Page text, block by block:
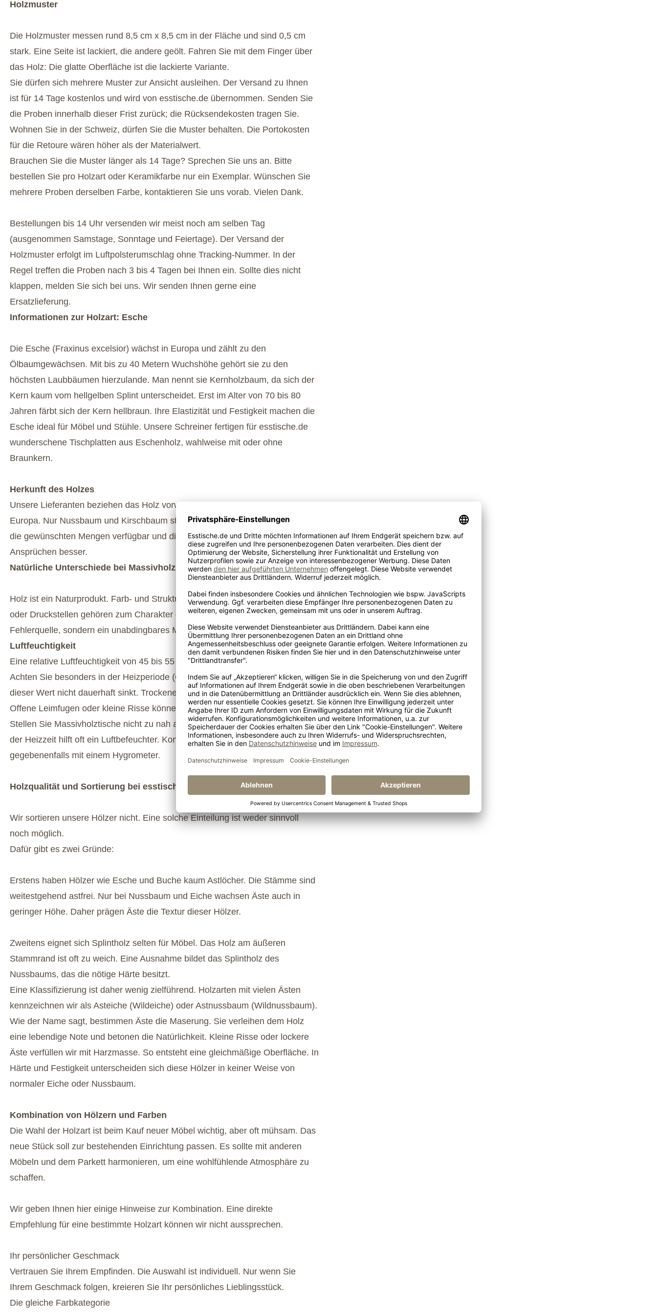
Holzmuster
Die Holzmuster messen rund 8,5 cm x 8,5 cm in der Fläche und sind 0,5 cm
stark. Eine Seite ist lackiert, die andere geölt. Fahren Sie mit dem Finger über
das Holz: Die glatte Oberfläche ist die lackierte Variante.
Sie dürfen sich mehrere Muster zur Ansicht ausleihen. Der Versand zu Ihnen
ist für 14 Tage kostenlos und wird von esstische.de übernommen. Senden Sie
die Proben innerhalb dieser Frist zurück; die Rücksendekosten tragen Sie.
Wohnen Sie in der Schweiz, dürfen Sie die Muster behalten. Die Portokosten
für die Retoure wären höher als der Materialwert.
Brauchen Sie die Muster länger als 14 Tage? Sprechen Sie uns an. Bitte
bestellen Sie pro Holzart oder Keramikfarbe nur ein Exemplar. Wünschen Sie
mehrere Proben derselben Farbe, kontaktieren Sie uns vorab. Vielen Dank.
Bestellungen bis 14 Uhr versenden wir meist noch am selben Tag
(ausgenommen Samstage, Sonntage und Feiertage). Der Versand der
Holzmuster erfolgt im Luftpolsterumschlag ohne Tracking-Nummer. In der
Regel treffen die Proben nach 3 bis 4 Tagen bei Ihnen ein. Sollte dies nicht
klappen, melden Sie sich bei uns. Wir senden Ihnen gerne eine
Ersatzlieferung.
Informationen zur Holzart: Esche
Die Esche (Fraxinus excelsior) wächst in Europa und zählt zu den
Ölbaumgewächsen. Mit bis zu 40 Metern Wuchshöhe gehört sie zu den
höchsten Laubbäumen hierzulande. Man nennt sie Kernholzbaum, da sich der
Kern kaum vom hellgelben Splint unterscheidet. Erst im Alter von 70 bis 80
Jahren färbt sich der Kern hellbraun. Ihre Elastizität und Festigkeit machen die
Esche ideal für Möbel und Stühle. Unsere Schreiner fertigen für esstische.de
wunderschene Tischplatten aus Eschenholz, wahlweise mit oder ohne
Braunkern.
Herkunft des Holzes
Unsere Lieferanten beziehen das Holz vorwiegend aus Deutschland und
Europa. Nur Nussbaum und Kirschbaum stammen aus Nordamerika. Dort sind
die gewünschten Mengen verfügbar und die Qualität entspricht unseren hohen
Ansprüchen besser.
Natürliche Unterschiede bei Massivholzmöbeln
Holz ist ein Naturprodukt. Farb- und Strukturunterschiede, Verwachsungen
oder Druckstellen gehören zum Charakter des Materials. Diese Vielfalt ist keine
Fehlerquelle, sondern ein unabdingbares Merkmal.
Luftfeuchtigkeit
Eine relative Luftfeuchtigkeit von 45 bis 55 % ist ideal für Holz und Mensch.
Achten Sie besonders in der Heizperiode (Oktober bis April) darauf, dass
dieser Wert nicht dauerhaft sinkt. Trockene Luft lässt das Holz schwinden.
Offene Leimfugen oder kleine Risse können entstehen.
Stellen Sie Massivholztische nicht zu nah an Kaminöfen oder Heizkörper. In
der Heizzeit hilft oft ein Luftbefeuchter. Kontrollieren Sie die Werte
gegebenenfalls mit einem Hygrometer.
Holzqualität und Sortierung bei esstische.de
Wir sortieren unsere Hölzer nicht. Eine solche Einteilung ist weder sinnvoll
noch möglich.
Dafür gibt es zwei Gründe:
Erstens haben Hölzer wie Esche und Buche kaum Astlöcher. Die Stämme sind
weitestgehend astfrei. Nur bei Nussbaum und Eiche wachsen Äste auch in
geringer Höhe. Daher prägen Äste die Textur dieser Hölzer.
Zweitens eignet sich Splintholz selten für Möbel. Das Holz am äußeren
Stammrand ist oft zu weich. Eine Ausnahme bildet das Splintholz des
Nussbaums, das die nötige Härte besitzt.
Eine Klassifizierung ist daher wenig zielführend. Holzarten mit vielen Ästen
kennzeichnen wir als Asteiche (Wildeiche) oder Astnussbaum (Wildnussbaum).
Wie der Name sagt, bestimmen Äste die Maserung. Sie verleihen dem Holz
eine lebendige Note und betonen die Natürlichkeit. Kleine Risse oder lockere
Äste verfüllen wir mit Harzmasse. So entsteht eine gleichmäßige Oberfläche. In
Härte und Festigkeit unterscheiden sich diese Hölzer in keiner Weise von
normaler Eiche oder Nussbaum.
Kombination von Hölzern und Farben
Die Wahl der Holzart ist beim Kauf neuer Möbel wichtig, aber oft mühsam. Das
neue Stück soll zur bestehenden Einrichtung passen. Es sollte mit anderen
Möbeln und dem Parkett harmonieren, um eine wohlfühlende Atmosphäre zu
schaffen.
Wir geben Ihnen hier einige Hinweise zur Kombination. Eine direkte
Empfehlung für eine bestimmte Holzart können wir nicht aussprechen.
Ihr persönlicher Geschmack
Vertrauen Sie Ihrem Empfinden. Die Auswahl ist individuell. Nur wenn Sie
Ihrem Geschmack folgen, kreieren Sie Ihr persönliches Lieblingsstück.
Die gleiche Farbkategorie